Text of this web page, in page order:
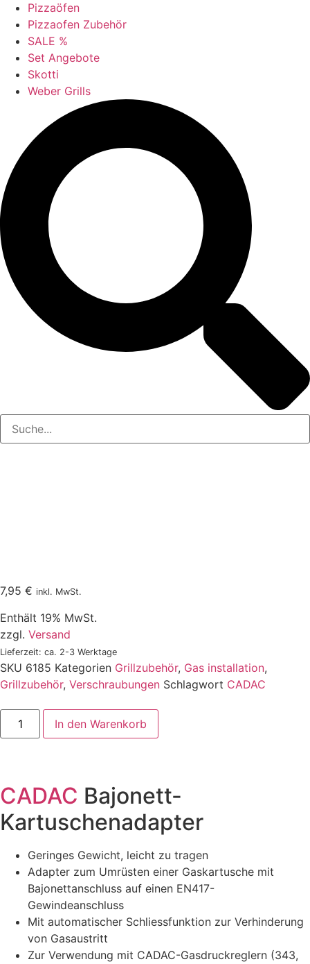
Pizzaöfen
Pizzaofen Zubehör
SALE %
Set Angebote
Skotti
Weber Grills
7,95 € inkl. MwSt.
Enthält 19% MwSt.
zzgl. Versand
Lieferzeit: ca. 2-3 Werktage
SKU 6185 Kategorien Grillzubehör, Gas installation,
Grillzubehör, Verschraubungen Schlagwort CADAC
In den Warenkorb
CADAC Bajonett-
Kartuschenadapter
Geringes Gewicht, leicht zu tragen
Adapter zum Umrüsten einer Gaskartusche mit
Bajonettanschluss auf einen EN417-
Gewindeanschluss
Mit automatischer Schliessfunktion zur Verhinderung
von Gasaustritt
Zur Verwendung mit CADAC-Gasdruckreglern (343,